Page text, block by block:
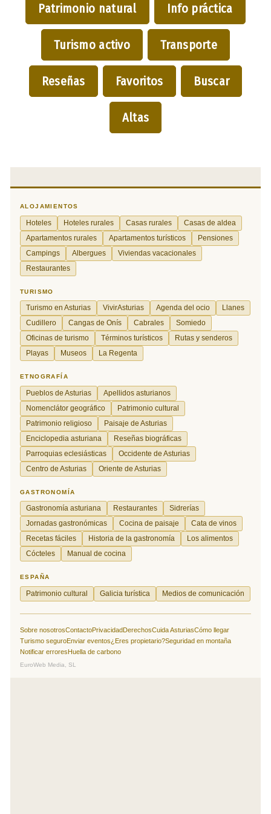
Patrimonio natural Info práctica
Turismo activo Transporte
Reseñas Favoritos Buscar
Altas